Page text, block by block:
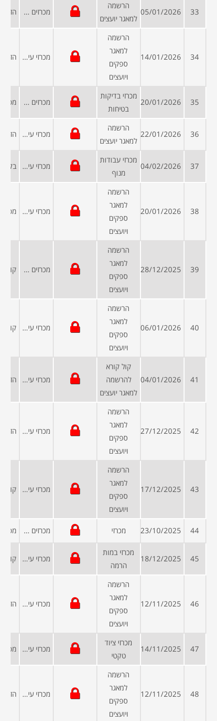
33
05/01/2026
הרשמה
למאגר יועצים
מכרזים פומביים
34
14/01/2026
הרשמה
למאגר
ספקים
ויועצים
מכרזי עיריות ומועצות
35
20/01/2026
מכרזי בדיקות
בטיחות
מכרזים פומביים
36
22/01/2026
הרשמה
למאגר יועצים
מכרזי עיריות ומועצות
37
04/02/2026
מכרזי עבודות
מנוף
מכרזי עיריות ומועצות
38
20/01/2026
הרשמה
למאגר
ספקים
ויועצים
מכרזי עיריות ומועצות
39
28/12/2025
הרשמה
למאגר
ספקים
ויועצים
מכרזים פומביים
40
06/01/2026
הרשמה
למאגר
ספקים
ויועצים
מכרזי עיריות ומועצות
41
04/01/2026
קול קורא
להרשמה
למאגר יועצים
מכרזי עיריות ומועצות
42
27/12/2025
הרשמה
למאגר
ספקים
ויועצים
מכרזי עיריות ומועצות
43
17/12/2025
הרשמה
למאגר
ספקים
ויועצים
מכרזי עיריות ומועצות
44
23/10/2025 מכרזי מכרזים פומביים
45
18/12/2025
מכרזי במות
הרמה
מכרזי עיריות ומועצות
46
12/11/2025
הרשמה
למאגר
ספקים
ויועצים
מכרזי עיריות ומועצות
47
14/11/2025
מכרזי ציוד
טקטי
מכרזי עיריות ומועצות
48
12/11/2025
הרשמה
למאגר
ספקים
ויועצים
מכרזי עיריות ומועצות